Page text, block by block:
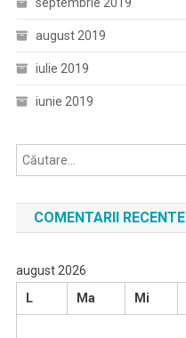
august 2019
iulie 2019
iunie 2019
COMENTARII RECENTE
august 2026
L
Ma Mi